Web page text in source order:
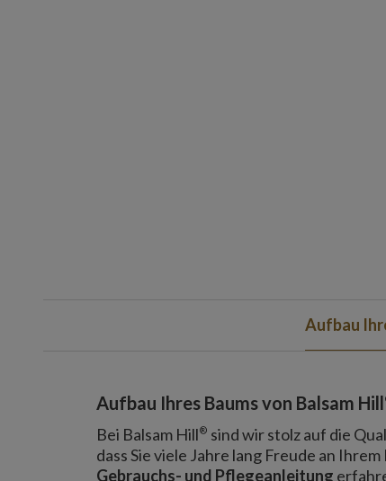
Aufbau
Aufbau Ihres Baums von Balsam Hill
Bei Balsam Hill® sind wir stolz auf die
dass Sie viele Jahre lang Freude an
Gebrauchs- und Pflegeanleitung